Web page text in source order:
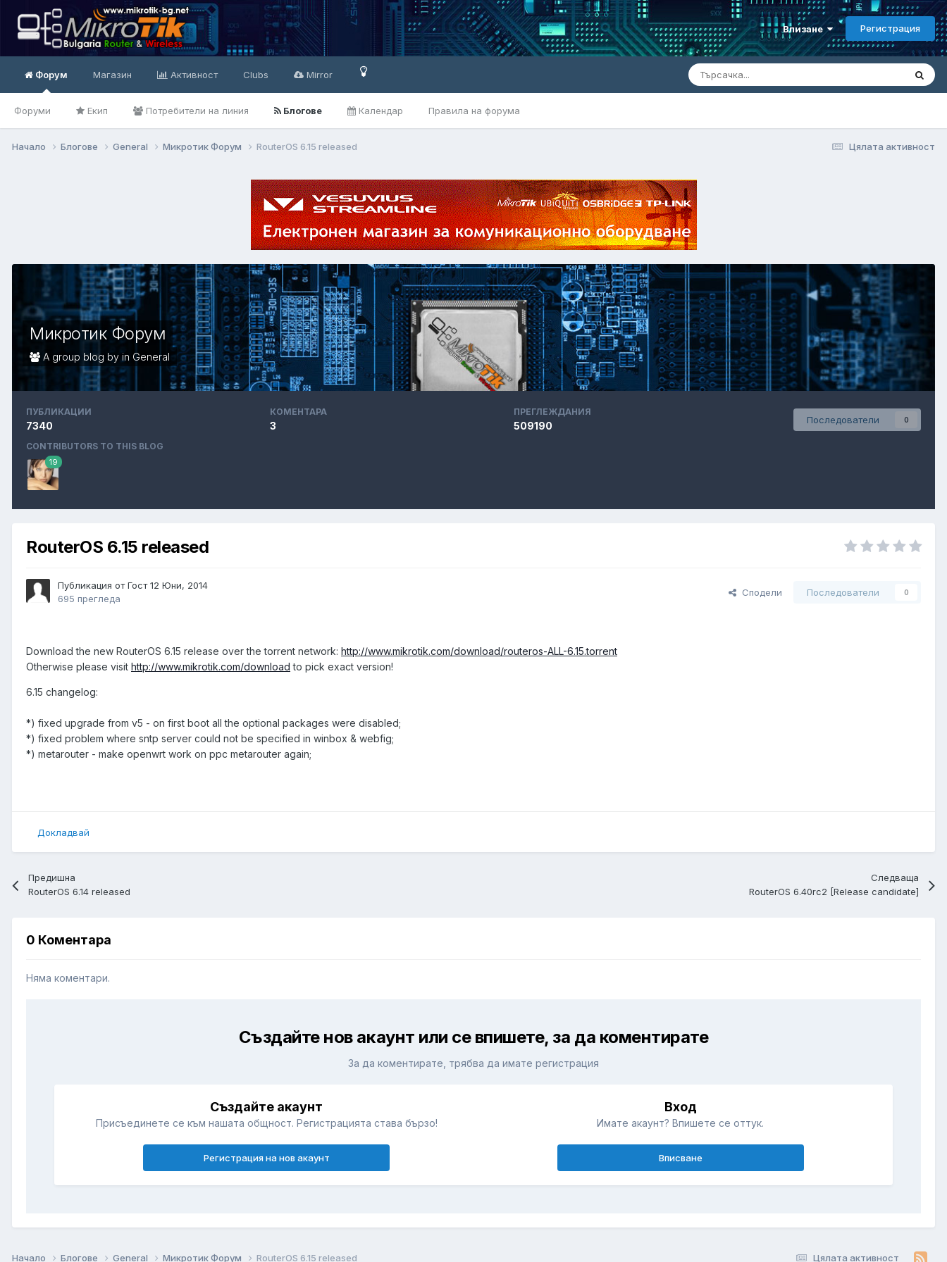
Влизане Регистрация
Форум
Форуми Екип Потребители на линия Блогове Календар Правила на форума
Магазин Активност Clubs Mirror
Цялата активност
Начало Блогове General Микротик Форум RouterOS 6.15 released
Микротик Форум
A group blog by in General
Последователи 0
ПУБЛИКАЦИИ
7340
КОМЕНТАРА
3
ПРЕГЛЕЖДАНИЯ
509190
CONTRIBUTORS TO THIS BLOG
19
RouterOS 6.15 released
Публикация от Гост12 Юни, 2014
695 прегледа
Сподели Последователи 0
Download the new RouterOS 6.15 release over the torrent network: http://www.mikrotik.com/download/routeros-ALL-6.15.torrent
Otherwise please visit http://www.mikrotik.com/download to pick exact version!
6.15 changelog:
*) fixed upgrade from v5 - on first boot all the optional packages were disabled;
*) fixed problem where sntp server could not be specified in winbox & webfig;
*) metarouter - make openwrt work on ppc metarouter again;
Докладвай
Предишна
RouterOS 6.14 released
Следваща
RouterOS 6.40rc2 [Release candidate]
0 Коментара
Няма коментари.
Създайте нов акаунт или се впишете, за да коментирате
За да коментирате, трябва да имате регистрация
Създайте акаунт
Присъединете се към нашата общност. Регистрацията става бързо!
Регистрация на нов акаунт
Вход
Имате акаунт? Впишете се оттук.
Вписване
Цялата активност
Начало Блогове General Микротик Форум RouterOS 6.15 released